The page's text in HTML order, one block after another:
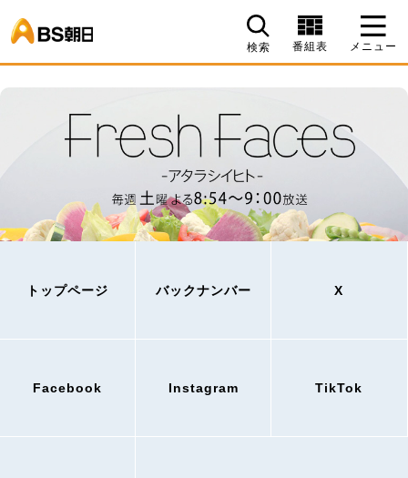
検索 番組表 メニュー
トップページ バックナンバー X
Facebook Instagram TikTok